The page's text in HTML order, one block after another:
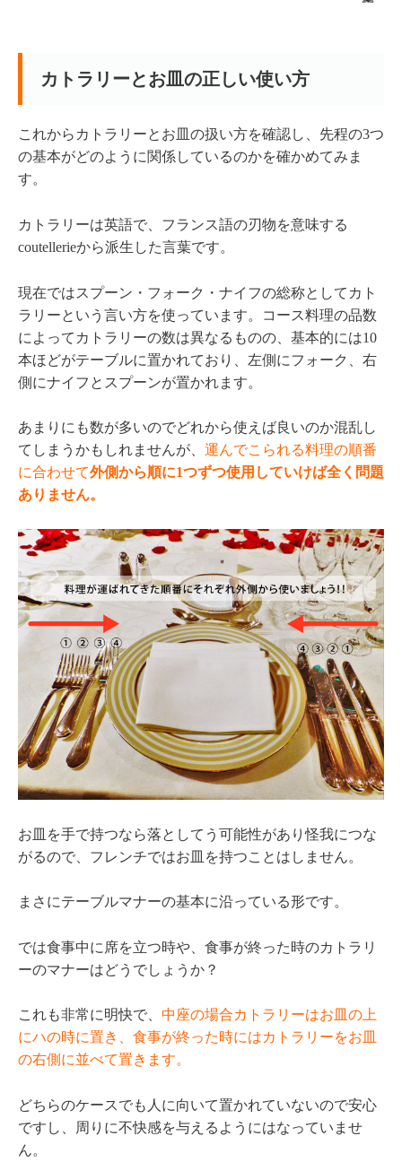
カトラリーとお皿の正しい使い方
これからカトラリーとお皿の扱い方を確認し、先程の3つ
の基本がどのように関係しているのかを確かめてみま
す。
カトラリーは英語で、フランス語の刃物を意味する
coutellerieから派生した言葉です。
現在ではスプーン・フォーク・ナイフの総称としてカト
ラリーという言い方を使っています。コース料理の品数
によってカトラリーの数は異なるものの、基本的には10
本ほどがテーブルに置かれており、左側にフォーク、右
側にナイフとスプーンが置かれます。
あまりにも数が多いのでどれから使えば良いのか混乱し
てしまうかもしれませんが、 運んでこられる料理の順番
に合わせて外側から順に1つずつ使用していけば全く問題
ありません。
お皿を手で持つなら落としてう可能性があり怪我につな
がるので、フレンチではお皿を持つことはしません。
まさにテーブルマナーの基本に沿っている形です。
では食事中に席を立つ時や、食事が終った時のカトラリ
ーのマナーはどうでしょうか？
これも非常に明快で、 中座の場合カトラリーはお皿の上
にハの時に置き、食事が終った時にはカトラリーをお皿
の右側に並べて置きます。
どちらのケースでも人に向いて置かれていないので安心
ですし、周りに不快感を与えるようにはなっていませ
ん。